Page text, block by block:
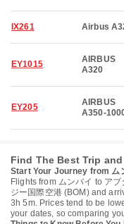
IX261 Airbus
EY1015
AIRBUS
A320
EY205
AIRBUS
A350-
Find The Best Trip
Start Your Journey from ム
Flights from ムンバイ to ア
ジー国際空港 (BOM) and
3h 5m. Prices tend to be
your dates, so comparing